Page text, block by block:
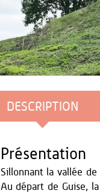
DESCRIPTION
Présentation
Sillonnant la vallée
Au départ de Guise,